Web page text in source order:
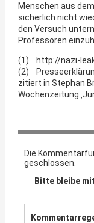
Menschen aus
sicherlich nicht
den Versuch
Professoren
(1) http://nazi-
(2)
zitiert in Stephan
Wochenzeitung
Die
geschlossen.
Bitte bleibe